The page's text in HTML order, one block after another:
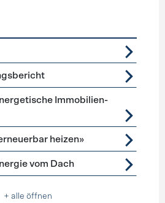
Immobilien­
heizen»
vom Dach
+ alle öffnen